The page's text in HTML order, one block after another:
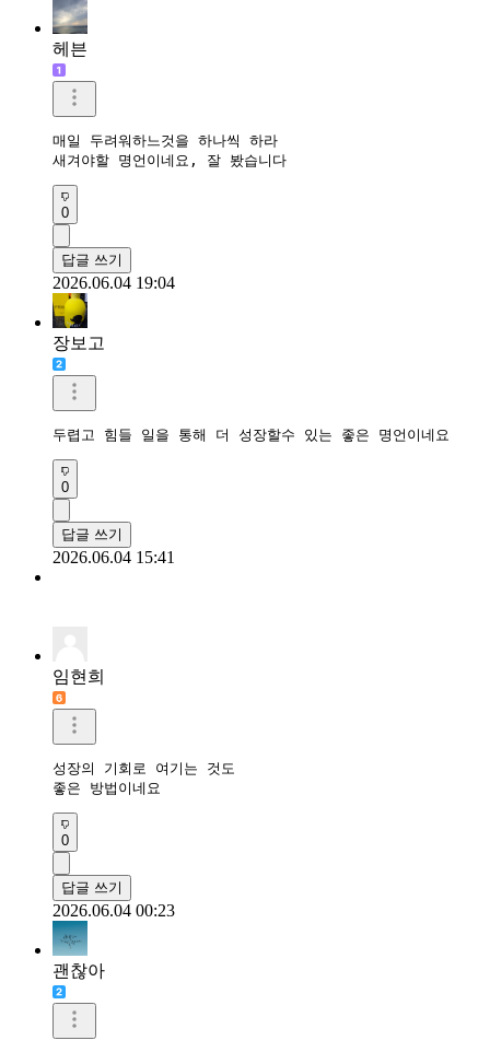
헤븐
매일 두려워하느것을 하나씩 하라
새겨야할 명언이네요, 잘 봤습니다
0
답글 쓰기
2026.06.04 19:04
장보고
두렵고 힘들 일을 통해 더 성장할수 있는 좋은 명언이네요
0
답글 쓰기
2026.06.04 15:41
임현희
성장의 기회로 여기는 것도
좋은 방법이네요
0
답글 쓰기
2026.06.04 00:23
괜찮아